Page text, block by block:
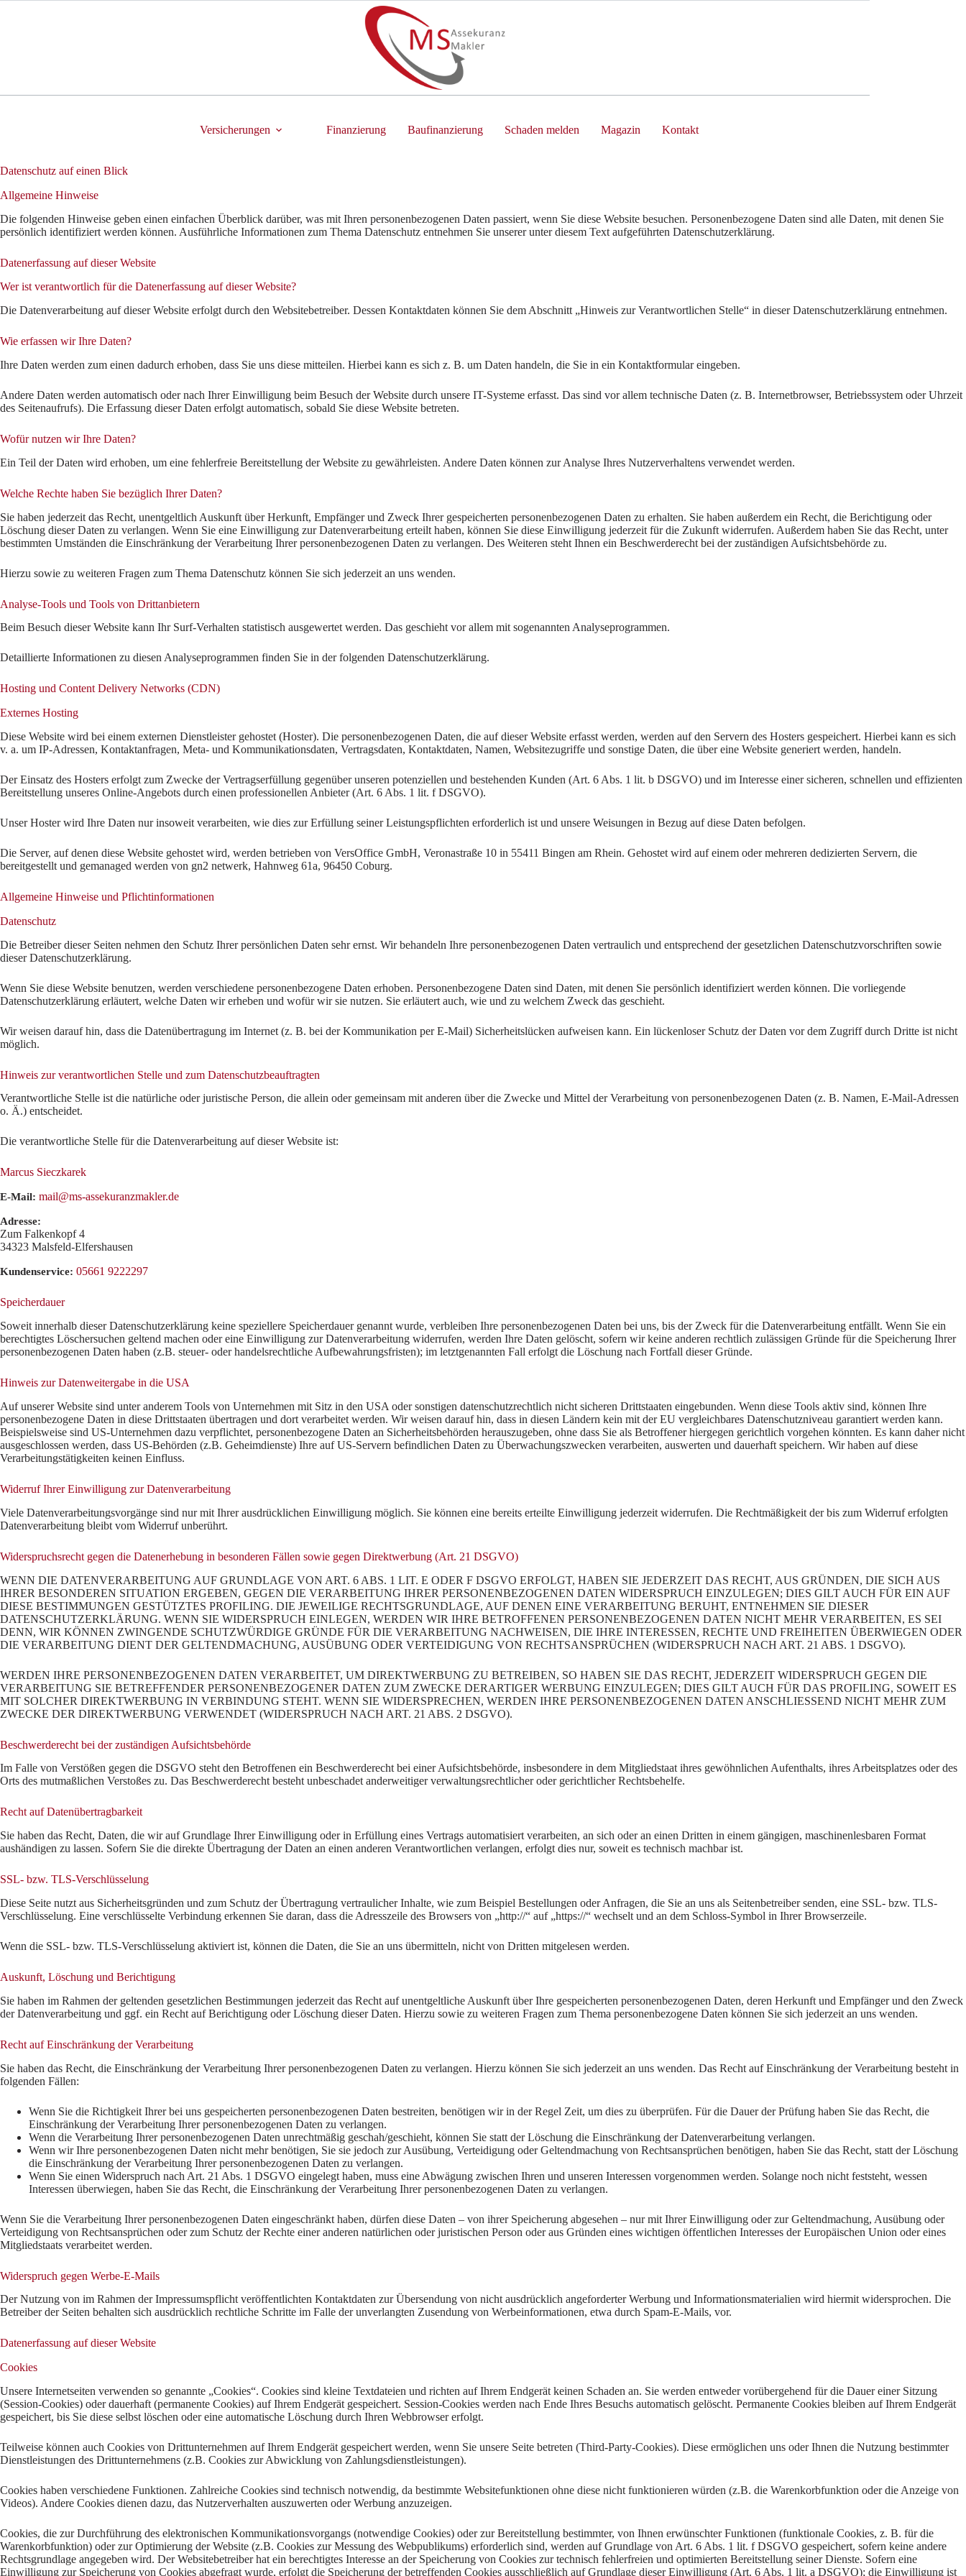
Versicherungen Finanzierung Baufinanzierung Schaden melden Magazin Kontakt
Datenschutz auf einen Blick
Allgemeine Hinweise
Die folgenden Hinweise geben einen einfachen Überblick darüber, was mit Ihren personenbezogenen Daten passiert, wenn Sie diese Website besuchen. Personenbezogene Daten sind alle Daten, mit denen Sie
persönlich identifiziert werden können. Ausführliche Informationen zum Thema Datenschutz entnehmen Sie unserer unter diesem Text aufgeführten Datenschutzerklärung.
Datenerfassung auf dieser Website
Wer ist verantwortlich für die Datenerfassung auf dieser Website?
Die Datenverarbeitung auf dieser Website erfolgt durch den Websitebetreiber. Dessen Kontaktdaten können Sie dem Abschnitt „Hinweis zur Verantwortlichen Stelle“ in dieser Datenschutzerklärung entnehmen.
Wie erfassen wir Ihre Daten?
Ihre Daten werden zum einen dadurch erhoben, dass Sie uns diese mitteilen. Hierbei kann es sich z. B. um Daten handeln, die Sie in ein Kontaktformular eingeben.
Andere Daten werden automatisch oder nach Ihrer Einwilligung beim Besuch der Website durch unsere IT-Systeme erfasst. Das sind vor allem technische Daten (z. B. Internetbrowser, Betriebssystem oder Uhrzeit
des Seitenaufrufs). Die Erfassung dieser Daten erfolgt automatisch, sobald Sie diese Website betreten.
Wofür nutzen wir Ihre Daten?
Ein Teil der Daten wird erhoben, um eine fehlerfreie Bereitstellung der Website zu gewährleisten. Andere Daten können zur Analyse Ihres Nutzerverhaltens verwendet werden.
Welche Rechte haben Sie bezüglich Ihrer Daten?
Sie haben jederzeit das Recht, unentgeltlich Auskunft über Herkunft, Empfänger und Zweck Ihrer gespeicherten personenbezogenen Daten zu erhalten. Sie haben außerdem ein Recht, die Berichtigung oder
Löschung dieser Daten zu verlangen. Wenn Sie eine Einwilligung zur Datenverarbeitung erteilt haben, können Sie diese Einwilligung jederzeit für die Zukunft widerrufen. Außerdem haben Sie das Recht, unter
bestimmten Umständen die Einschränkung der Verarbeitung Ihrer personenbezogenen Daten zu verlangen. Des Weiteren steht Ihnen ein Beschwerderecht bei der zuständigen Aufsichtsbehörde zu.
Hierzu sowie zu weiteren Fragen zum Thema Datenschutz können Sie sich jederzeit an uns wenden.
Analyse-Tools und Tools von Dritt­anbietern
Beim Besuch dieser Website kann Ihr Surf-Verhalten statistisch ausgewertet werden. Das geschieht vor allem mit sogenannten Analyseprogrammen.
Detaillierte Informationen zu diesen Analyseprogrammen finden Sie in der folgenden Datenschutzerklärung.
Hosting und Content Delivery Networks (CDN)
Externes Hosting
Diese Website wird bei einem externen Dienstleister gehostet (Hoster). Die personenbezogenen Daten, die auf dieser Website erfasst werden, werden auf den Servern des Hosters gespeichert. Hierbei kann es sich
v. a. um IP-Adressen, Kontaktanfragen, Meta- und Kommunikationsdaten, Vertragsdaten, Kontaktdaten, Namen, Websitezugriffe und sonstige Daten, die über eine Website generiert werden, handeln.
Der Einsatz des Hosters erfolgt zum Zwecke der Vertragserfüllung gegenüber unseren potenziellen und bestehenden Kunden (Art. 6 Abs. 1 lit. b DSGVO) und im Interesse einer sicheren, schnellen und effizienten
Bereitstellung unseres Online-Angebots durch einen professionellen Anbieter (Art. 6 Abs. 1 lit. f DSGVO).
Unser Hoster wird Ihre Daten nur insoweit verarbeiten, wie dies zur Erfüllung seiner Leistungspflichten erforderlich ist und unsere Weisungen in Bezug auf diese Daten befolgen.
Die Server, auf denen diese Website gehostet wird, werden betrieben von VersOffice GmbH, Veronastraße 10 in 55411 Bingen am Rhein. Gehostet wird auf einem oder mehreren dedizierten Servern, die
bereitgestellt und gemanaged werden von gn2 netwerk, Hahnweg 61a, 96450 Coburg.
Allgemeine Hinweise und Pflicht­informationen
Datenschutz
Die Betreiber dieser Seiten nehmen den Schutz Ihrer persönlichen Daten sehr ernst. Wir behandeln Ihre personenbezogenen Daten vertraulich und entsprechend der gesetzlichen Datenschutzvorschriften sowie
dieser Datenschutzerklärung.
Wenn Sie diese Website benutzen, werden verschiedene personenbezogene Daten erhoben. Personenbezogene Daten sind Daten, mit denen Sie persönlich identifiziert werden können. Die vorliegende
Datenschutzerklärung erläutert, welche Daten wir erheben und wofür wir sie nutzen. Sie erläutert auch, wie und zu welchem Zweck das geschieht.
Wir weisen darauf hin, dass die Datenübertragung im Internet (z. B. bei der Kommunikation per E-Mail) Sicherheitslücken aufweisen kann. Ein lückenloser Schutz der Daten vor dem Zugriff durch Dritte ist nicht
möglich.
Hinweis zur verantwortlichen Stelle und zum Datenschutzbeauftragten
Verantwortliche Stelle ist die natürliche oder juristische Person, die allein oder gemeinsam mit anderen über die Zwecke und Mittel der Verarbeitung von personenbezogenen Daten (z. B. Namen, E-Mail-Adressen
o. Ä.) entscheidet.
Die verantwortliche Stelle für die Datenverarbeitung auf dieser Website ist:
Marcus Sieczkarek
E-Mail: mail@ms-assekuranzmakler.de
Adresse:
Zum Falkenkopf 4
34323 Malsfeld-Elfershausen
Kundenservice: 05661 9222297
Speicherdauer
Soweit innerhalb dieser Datenschutzerklärung keine speziellere Speicherdauer genannt wurde, verbleiben Ihre personenbezogenen Daten bei uns, bis der Zweck für die Datenverarbeitung entfällt. Wenn Sie ein
berechtigtes Löschersuchen geltend machen oder eine Einwilligung zur Datenverarbeitung widerrufen, werden Ihre Daten gelöscht, sofern wir keine anderen rechtlich zulässigen Gründe für die Speicherung Ihrer
personenbezogenen Daten haben (z.B. steuer- oder handelsrechtliche Aufbewahrungsfristen); im letztgenannten Fall erfolgt die Löschung nach Fortfall dieser Gründe.
Hinweis zur Datenweitergabe in die USA
Auf unserer Website sind unter anderem Tools von Unternehmen mit Sitz in den USA oder sonstigen datenschutzrechtlich nicht sicheren Drittstaaten eingebunden. Wenn diese Tools aktiv sind, können Ihre
personenbezogene Daten in diese Drittstaaten übertragen und dort verarbeitet werden. Wir weisen darauf hin, dass in diesen Ländern kein mit der EU vergleichbares Datenschutzniveau garantiert werden kann.
Beispielsweise sind US-Unternehmen dazu verpflichtet, personenbezogene Daten an Sicherheitsbehörden herauszugeben, ohne dass Sie als Betroffener hiergegen gerichtlich vorgehen könnten. Es kann daher nicht
ausgeschlossen werden, dass US-Behörden (z.B. Geheimdienste) Ihre auf US-Servern befindlichen Daten zu Überwachungszwecken verarbeiten, auswerten und dauerhaft speichern. Wir haben auf diese
Verarbeitungstätigkeiten keinen Einfluss.
Widerruf Ihrer Einwilligung zur Datenverarbeitung
Viele Datenverarbeitungsvorgänge sind nur mit Ihrer ausdrücklichen Einwilligung möglich. Sie können eine bereits erteilte Einwilligung jederzeit widerrufen. Die Rechtmäßigkeit der bis zum Widerruf erfolgten
Datenverarbeitung bleibt vom Widerruf unberührt.
Widerspruchsrecht gegen die Datenerhebung in besonderen Fällen sowie gegen Direktwerbung (Art. 21 DSGVO)
WENN DIE DATENVERARBEITUNG AUF GRUNDLAGE VON ART. 6 ABS. 1 LIT. E ODER F DSGVO ERFOLGT, HABEN SIE JEDERZEIT DAS RECHT, AUS GRÜNDEN, DIE SICH AUS
IHRER BESONDEREN SITUATION ERGEBEN, GEGEN DIE VERARBEITUNG IHRER PERSONENBEZOGENEN DATEN WIDERSPRUCH EINZULEGEN; DIES GILT AUCH FÜR EIN AUF
DIESE BESTIMMUNGEN GESTÜTZTES PROFILING. DIE JEWEILIGE RECHTSGRUNDLAGE, AUF DENEN EINE VERARBEITUNG BERUHT, ENTNEHMEN SIE DIESER
DATENSCHUTZERKLÄRUNG. WENN SIE WIDERSPRUCH EINLEGEN, WERDEN WIR IHRE BETROFFENEN PERSONENBEZOGENEN DATEN NICHT MEHR VERARBEITEN, ES SEI
DENN, WIR KÖNNEN ZWINGENDE SCHUTZWÜRDIGE GRÜNDE FÜR DIE VERARBEITUNG NACHWEISEN, DIE IHRE INTERESSEN, RECHTE UND FREIHEITEN ÜBERWIEGEN ODER
DIE VERARBEITUNG DIENT DER GELTENDMACHUNG, AUSÜBUNG ODER VERTEIDIGUNG VON RECHTSANSPRÜCHEN (WIDERSPRUCH NACH ART. 21 ABS. 1 DSGVO).
WERDEN IHRE PERSONENBEZOGENEN DATEN VERARBEITET, UM DIREKTWERBUNG ZU BETREIBEN, SO HABEN SIE DAS RECHT, JEDERZEIT WIDERSPRUCH GEGEN DIE
VERARBEITUNG SIE BETREFFENDER PERSONENBEZOGENER DATEN ZUM ZWECKE DERARTIGER WERBUNG EINZULEGEN; DIES GILT AUCH FÜR DAS PROFILING, SOWEIT ES
MIT SOLCHER DIREKTWERBUNG IN VERBINDUNG STEHT. WENN SIE WIDERSPRECHEN, WERDEN IHRE PERSONENBEZOGENEN DATEN ANSCHLIESSEND NICHT MEHR ZUM
ZWECKE DER DIREKTWERBUNG VERWENDET (WIDERSPRUCH NACH ART. 21 ABS. 2 DSGVO).
Beschwerde­recht bei der zuständigen Aufsichts­behörde
Im Falle von Verstößen gegen die DSGVO steht den Betroffenen ein Beschwerderecht bei einer Aufsichtsbehörde, insbesondere in dem Mitgliedstaat ihres gewöhnlichen Aufenthalts, ihres Arbeitsplatzes oder des
Orts des mutmaßlichen Verstoßes zu. Das Beschwerderecht besteht unbeschadet anderweitiger verwaltungsrechtlicher oder gerichtlicher Rechtsbehelfe.
Recht auf Daten­übertrag­barkeit
Sie haben das Recht, Daten, die wir auf Grundlage Ihrer Einwilligung oder in Erfüllung eines Vertrags automatisiert verarbeiten, an sich oder an einen Dritten in einem gängigen, maschinenlesbaren Format
aushändigen zu lassen. Sofern Sie die direkte Übertragung der Daten an einen anderen Verantwortlichen verlangen, erfolgt dies nur, soweit es technisch machbar ist.
SSL- bzw. TLS-Verschlüsselung
Diese Seite nutzt aus Sicherheitsgründen und zum Schutz der Übertragung vertraulicher Inhalte, wie zum Beispiel Bestellungen oder Anfragen, die Sie an uns als Seitenbetreiber senden, eine SSL- bzw. TLS-
Verschlüsselung. Eine verschlüsselte Verbindung erkennen Sie daran, dass die Adresszeile des Browsers von „http://“ auf „https://“ wechselt und an dem Schloss-Symbol in Ihrer Browserzeile.
Wenn die SSL- bzw. TLS-Verschlüsselung aktiviert ist, können die Daten, die Sie an uns übermitteln, nicht von Dritten mitgelesen werden.
Auskunft, Löschung und Berichtigung
Sie haben im Rahmen der geltenden gesetzlichen Bestimmungen jederzeit das Recht auf unentgeltliche Auskunft über Ihre gespeicherten personenbezogenen Daten, deren Herkunft und Empfänger und den Zweck
der Datenverarbeitung und ggf. ein Recht auf Berichtigung oder Löschung dieser Daten. Hierzu sowie zu weiteren Fragen zum Thema personenbezogene Daten können Sie sich jederzeit an uns wenden.
Recht auf Einschränkung der Verarbeitung
Sie haben das Recht, die Einschränkung der Verarbeitung Ihrer personenbezogenen Daten zu verlangen. Hierzu können Sie sich jederzeit an uns wenden. Das Recht auf Einschränkung der Verarbeitung besteht in
folgenden Fällen:
Wenn Sie die Richtigkeit Ihrer bei uns gespeicherten personenbezogenen Daten bestreiten, benötigen wir in der Regel Zeit, um dies zu überprüfen. Für die Dauer der Prüfung haben Sie das Recht, die
Einschränkung der Verarbeitung Ihrer personenbezogenen Daten zu verlangen.
Wenn die Verarbeitung Ihrer personenbezogenen Daten unrechtmäßig geschah/geschieht, können Sie statt der Löschung die Einschränkung der Datenverarbeitung verlangen.
Wenn wir Ihre personenbezogenen Daten nicht mehr benötigen, Sie sie jedoch zur Ausübung, Verteidigung oder Geltendmachung von Rechtsansprüchen benötigen, haben Sie das Recht, statt der Löschung
die Einschränkung der Verarbeitung Ihrer personenbezogenen Daten zu verlangen.
Wenn Sie einen Widerspruch nach Art. 21 Abs. 1 DSGVO eingelegt haben, muss eine Abwägung zwischen Ihren und unseren Interessen vorgenommen werden. Solange noch nicht feststeht, wessen
Interessen überwiegen, haben Sie das Recht, die Einschränkung der Verarbeitung Ihrer personenbezogenen Daten zu verlangen.
Wenn Sie die Verarbeitung Ihrer personenbezogenen Daten eingeschränkt haben, dürfen diese Daten – von ihrer Speicherung abgesehen – nur mit Ihrer Einwilligung oder zur Geltendmachung, Ausübung oder
Verteidigung von Rechtsansprüchen oder zum Schutz der Rechte einer anderen natürlichen oder juristischen Person oder aus Gründen eines wichtigen öffentlichen Interesses der Europäischen Union oder eines
Mitgliedstaats verarbeitet werden.
Widerspruch gegen Werbe-E-Mails
Der Nutzung von im Rahmen der Impressumspflicht veröffentlichten Kontaktdaten zur Übersendung von nicht ausdrücklich angeforderter Werbung und Informationsmaterialien wird hiermit widersprochen. Die
Betreiber der Seiten behalten sich ausdrücklich rechtliche Schritte im Falle der unverlangten Zusendung von Werbeinformationen, etwa durch Spam-E-Mails, vor.
Datenerfassung auf dieser Website
Cookies
Unsere Internetseiten verwenden so genannte „Cookies“. Cookies sind kleine Textdateien und richten auf Ihrem Endgerät keinen Schaden an. Sie werden entweder vorübergehend für die Dauer einer Sitzung
(Session-Cookies) oder dauerhaft (permanente Cookies) auf Ihrem Endgerät gespeichert. Session-Cookies werden nach Ende Ihres Besuchs automatisch gelöscht. Permanente Cookies bleiben auf Ihrem Endgerät
gespeichert, bis Sie diese selbst löschen oder eine automatische Löschung durch Ihren Webbrowser erfolgt.
Teilweise können auch Cookies von Drittunternehmen auf Ihrem Endgerät gespeichert werden, wenn Sie unsere Seite betreten (Third-Party-Cookies). Diese ermöglichen uns oder Ihnen die Nutzung bestimmter
Dienstleistungen des Drittunternehmens (z.B. Cookies zur Abwicklung von Zahlungsdienstleistungen).
Cookies haben verschiedene Funktionen. Zahlreiche Cookies sind technisch notwendig, da bestimmte Websitefunktionen ohne diese nicht funktionieren würden (z.B. die Warenkorbfunktion oder die Anzeige von
Videos). Andere Cookies dienen dazu, das Nutzerverhalten auszuwerten oder Werbung anzuzeigen.
Cookies, die zur Durchführung des elektronischen Kommunikationsvorgangs (notwendige Cookies) oder zur Bereitstellung bestimmter, von Ihnen erwünschter Funktionen (funktionale Cookies, z. B. für die
Warenkorbfunktion) oder zur Optimierung der Website (z.B. Cookies zur Messung des Webpublikums) erforderlich sind, werden auf Grundlage von Art. 6 Abs. 1 lit. f DSGVO gespeichert, sofern keine andere
Rechtsgrundlage angegeben wird. Der Websitebetreiber hat ein berechtigtes Interesse an der Speicherung von Cookies zur technisch fehlerfreien und optimierten Bereitstellung seiner Dienste. Sofern eine
Einwilligung zur Speicherung von Cookies abgefragt wurde, erfolgt die Speicherung der betreffenden Cookies ausschließlich auf Grundlage dieser Einwilligung (Art. 6 Abs. 1 lit. a DSGVO); die Einwilligung ist